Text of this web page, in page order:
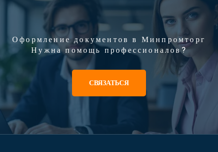
Оформление документов в Минпромторг
Нужна помощь профессионалов?
СВЯЗАТЬСЯ